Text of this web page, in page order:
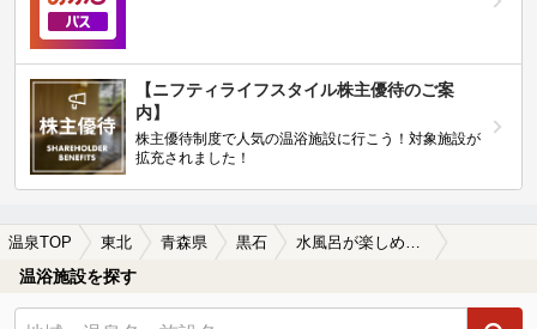
【ニフティライフスタイル株主優待のご案
内】
株主優待制度で人気の温浴施設に行こう！対象施設が
拡充されました！
温泉TOP 東北 青森県 黒石
温浴施設を探す